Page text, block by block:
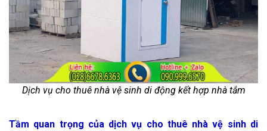
Dịch vụ cho thuê nhà vệ sinh di động kết hợp nhà tắm
Tầm quan trọng của dịch vụ cho thuê nhà vệ sinh di